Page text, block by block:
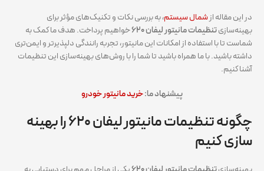
در این مقاله ازشمال سیستم، به بررسی نکات و تکنیک‌های مؤثر برای
بهینه‌سازیتنظیمات مانیتور لیفان ۶۲۰
خواهیم پرداخت. هدف ما کمک به
شماست تا با استفاده از امکانات این مانیتور، تجربه رانندگی دلپذیرتر و ایمن‌تری
داشته باشید. با ما همراه باشید تا شما را با روش‌های بهینه‌سازی این تنظیمات
آشنا کنیم.
پیشنهاد ما:خرید مانیتور خودرو
چگونه تنظیمات مانیتور لیفان ۶۲۰ را بهینه
سازی کنیم